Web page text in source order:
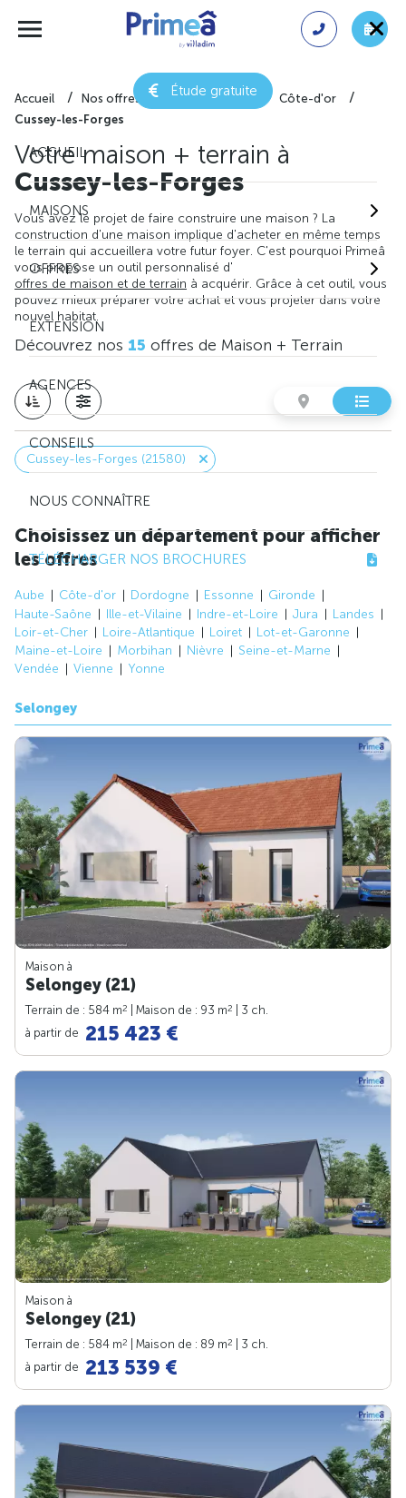
Étude gratuite
ACCUEIL
MAISONS
OFFRES
EXTENSION
AGENCES
CONSEILS
NOUS CONNAÎTRE
TÉLÉCHARGER NOS BROCHURES
Accueil Nos offres de maison + terrain
Côte-d'or
Cussey-les-Forges
Votre maison + terrain à
Cussey-les-Forges
Vous avez le projet de faire construire une maison ? La
construction d'une maison implique d'acheter en même temps
le terrain qui accueillera votre futur foyer. C'est pourquoi Primeâ
vous propose un outil personnalisé d'
offres de maison et de terrain à acquérir. Grâce à cet outil, vous
pouvez mieux préparer votre achat et vous projeter dans votre
nouvel habitat.
Découvrez nos 15 offres de Maison + Terrain
Cussey-les-Forges (21580)
Choisissez un département pour afficher
les offres
Aube Côte-d'or Dordogne Essonne
Gironde
Haute-Saône
Ille-et-Vilaine Indre-et-Loire Jura
Landes
Loir-et-Cher
Loire-Atlantique Loiret
Lot-et-Garonne
Maine-et-Loire
Morbihan Nièvre
Seine-et-Marne
Vendée
Vienne Yonne
Selongey
Maison à
Selongey (21)
Terrain de : 584 m2 | Maison de : 93 m2
| 3 ch.
à partir de 215 423 €
Maison à
Selongey (21)
Terrain de : 584 m2 | Maison de : 89 m2
| 3 ch.
à partir de 213 539 €